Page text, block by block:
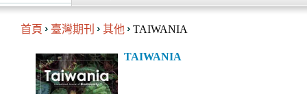
首頁 臺灣期刊 其他 TAIWANIA
TAIWANIA